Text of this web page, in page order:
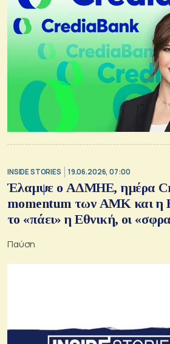
INSIDE STORIES 19.06.2026, 07:00
Έλαμψε ο ΑΔΜΗΕ, ημέρα
momentum των ΑΜΚ και η
το «πάει» η Εθνική, οι
Παύση